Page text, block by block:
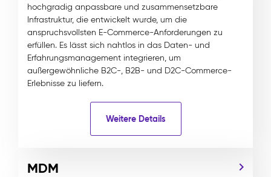
hochgradig anpassbare und zusammensetzbare
Infrastruktur, die entwickelt wurde, um die
anspruchsvollsten E-Commerce-Anforderungen zu
erfüllen. Es lässt sich nahtlos in das Daten- und
Erfahrungsmanagement integrieren, um
außergewöhnliche B2C-, B2B- und D2C-Commerce-
Erlebnisse zu liefern.
Weitere Details
MDM